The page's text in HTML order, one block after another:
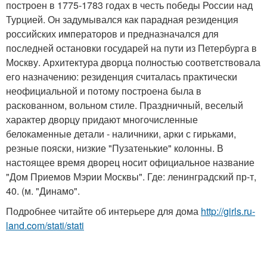
построен в 1775-1783 годах в честь победы России над
Турцией. Он задумывался как парадная резиденция
российских императоров и предназначался для
последней остановки государей на пути из Петербурга в
Москву. Архитектура дворца полностью соответствовала
его назначению: резиденция считалась практически
неофициальной и потому построена была в
раскованном, вольном стиле. Праздничный, веселый
характер дворцу придают многочисленные
белокаменные детали - наличники, арки с гирьками,
резные пояски, низкие "Пузатенькие" колонны. В
настоящее время дворец носит официальное название
"Дом Приемов Мэрии Москвы". Где: ленинградский пр-т,
40. (м. "Динамо".
Подробнее читайте об интерьере для дома http://girls.ru-
land.com/stati/stati